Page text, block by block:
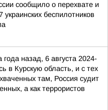
сообщило о перехвате и
украинских беспилотников
назад, 6 августа 2024-
в Курскую область, и с тех
там, Россия судит
а как террористов